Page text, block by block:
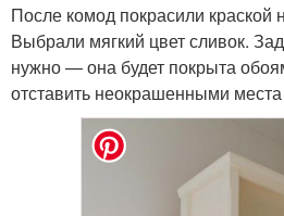
После комод покрасили краской
Выбрали мягкий цвет сливок.
нужно — она будет покрыта
отставить неокрашенными